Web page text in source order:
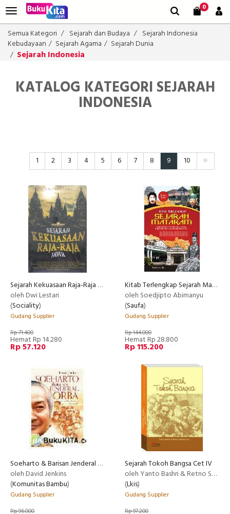
0
Semua Kategori Sejarah dan Budaya
Sejarah Indonesia
Kebudayaan
Sejarah Agama Sejarah Dunia
Sejarah Indonesia
KATALOG KATEGORI SEJARAH
INDONESIA
1 2 3 4 5 6 7 8 9 10
Sejarah Kekuasaan Raja-Raja Jawa
oleh Dwi Lestari
(Sociality)
Gudang Supplier
Rp 71.400
Hemat Rp 14.280
Rp 57.120
Kitab Terlengkap Sejarah Mataram (Hard Cover)
oleh Soedjipto Abimanyu
(Saufa)
Gudang Supplier
Rp 144.000
Hemat Rp 28.800
Rp 115.200
Soeharto & Barisan Jenderal ORBA : Rezim Militer Indonesia 1975-1983
oleh David Jenkins
(Komunitas Bambu)
Gudang Supplier
Rp 96.000
Sejarah Tokoh Bangsa Cet IV
oleh Yanto Bashri & Retno Suffatni(ed)
(Lkis)
Gudang Supplier
Rp 97.200